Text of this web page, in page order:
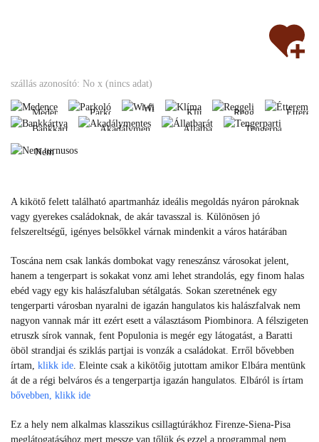
szállás azonosító: No x (nincs adat)
Medence
Medence
Parkoló
Parkoló
fi
Wi-
fi
Klíma Reggeli Étterem
Bankkártya
Bankkártya
Bankkártya
Akadálymentes
Akadálymentes
Állatbarát
Állatbarát
Tengerparti
Tengerparti
turnusos
Nem
turnusos
A kikötő felett található apartmanház ideális megoldás nyáron pároknak
vagy gyerekes családoknak, de akár tavasszal is. Különösen jó
felszereltségű, igényes belsőkkel várnak mindenkit a város határában
Toscána nem csak lankás dombokat vagy reneszánsz városokat jelent,
hanem a tengerpart is sokakat vonz ami lehet strandolás, egy finom halas
ebéd vagy egy kis halászfaluban sétálgatás. Sokan szeretnének egy
tengerparti városban nyaralni de igazán hangulatos kis halászfalvak nem
nagyon vannak már itt ezért esett a választásom Piombinora. A félszigeten
etruszk sírok vannak, fent Populonia is megér egy látogatást, a Baratti
öböl strandjai és sziklás partjai is vonzák a családokat. Erről bővebben
írtam, klikk ide . Eleinte csak a kikötőig jutottam amikor Elbára mentünk
át de a régi belváros és a tengerpartja igazán hangulatos. Elbáról is írtam
bővebben, klikk ide
Ez a hely nem alkalmas klasszikus csillagtúrákhoz Firenze-Siena-Pisa
meglátogatásához mert messze van tőlük és ezzel a programmal nem